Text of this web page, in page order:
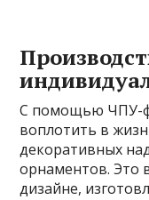
С помощью ЧПУ-
воплотить в
декоративных
орнаментов. Это
дизайне,